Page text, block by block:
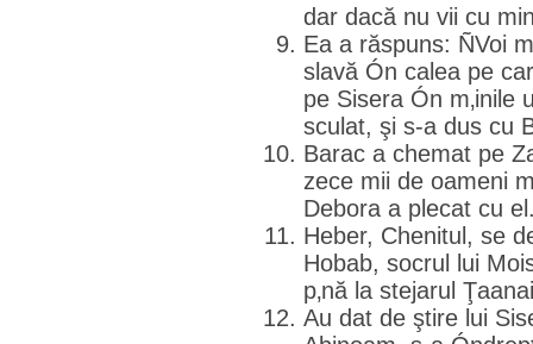
dar dacă nu vii cu
Ea a răspuns: ÑVoi
slavă Ón calea pe
pe Sisera Ón m‚inile
sculat, şi s-a dus cu
Barac a chemat pe
zece mii de oameni
Debora a plecat cu
Heber, Chenitul, se
Hobab, socrul lui
p‚nă la stejarul
Au dat de ştire lui